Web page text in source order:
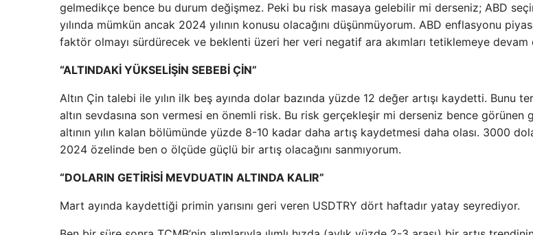
gelmedikçe bence bu durum değişmez. Peki bu risk masaya gelebilir mi derseniz; ABD
yılında mümkün ancak 2024 yılının konusu olacağını düşünmüyorum. ABD enflasyonu
faktör olmayı sürdürecek ve beklenti üzeri her veri negatif ara akımları tetiklemeye devam
“ALTINDAKİ YÜKSELİŞİN SEBEBİ ÇİN”
Altın Çin talebi ile yılın ilk beş ayında dolar bazında yüzde 12 değer artışı kaydetti. Bunu
altın sevdasına son vermesi en önemli risk. Bu risk gerçekleşir mi derseniz bence görünen
altının yılın kalan bölümünde yüzde 8-10 kadar daha artış kaydetmesi daha olası. 3000
2024 özelinde ben o ölçüde güçlü bir artış olacağını sanmıyorum.
“DOLARIN GETİRİSİ MEVDUATIN ALTINDA KALIR”
Mart ayında kaydettiği primin yarısını geri veren USDTRY dört haftadır yatay seyrediyor.